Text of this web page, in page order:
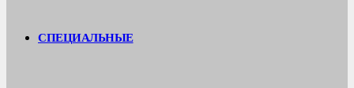
СПЕЦИАЛЬНЫЕ